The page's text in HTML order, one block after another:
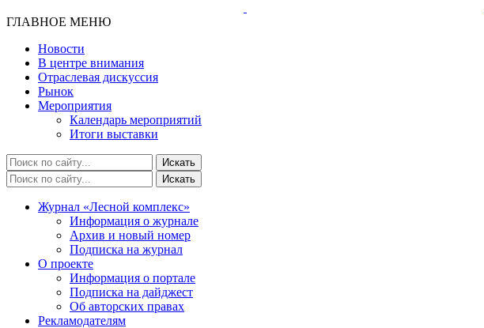
ГЛАВНОЕ МЕНЮ
Новости
В центре внимания
Отраслевая дискуссия
Рынок
Мероприятия
Календарь мероприятий
Итоги выставки
Журнал «Лесной комплекс»
Информация о журнале
Архив и новый номер
Подписка на журнал
О проекте
Информация о портале
Подписка на дайджест
Об авторских правах
Рекламодателям